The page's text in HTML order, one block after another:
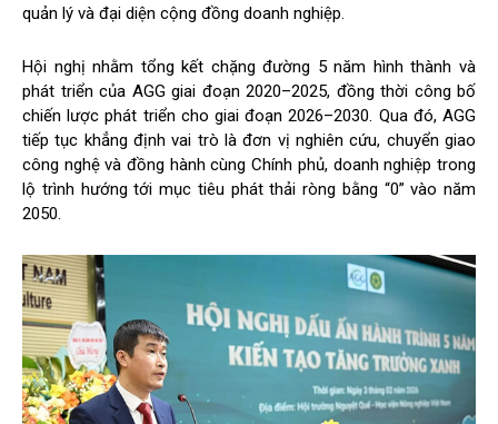
quản lý và đại diện cộng đồng doanh nghiệp.
Hội nghị nhằm tổng kết chặng đường 5 năm hình thành và
phát triển của AGG giai đoạn 2020–2025, đồng thời công bố
chiến lược phát triển cho giai đoạn 2026–2030. Qua đó, AGG
tiếp tục khẳng định vai trò là đơn vị nghiên cứu, chuyển giao
công nghệ và đồng hành cùng Chính phủ, doanh nghiệp trong
lộ trình hướng tới mục tiêu phát thải ròng bằng “0” vào năm
2050.